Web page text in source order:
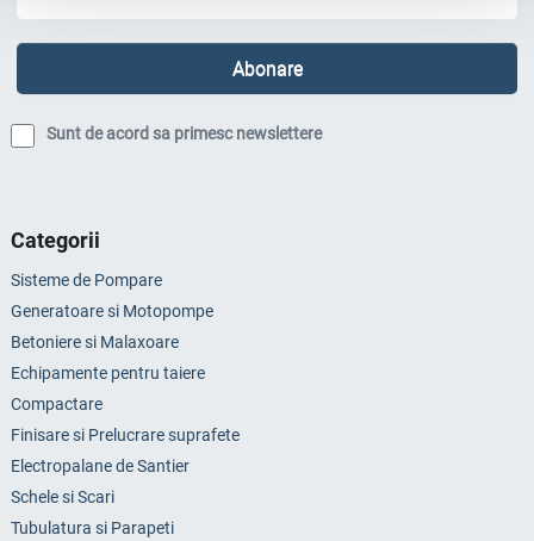
Sunt de acord sa primesc newslettere
Categorii
Sisteme de Pompare
Generatoare si Motopompe
Betoniere si Malaxoare
Echipamente pentru taiere
Compactare
Finisare si Prelucrare suprafete
Electropalane de Santier
Schele si Scari
Tubulatura si Parapeti